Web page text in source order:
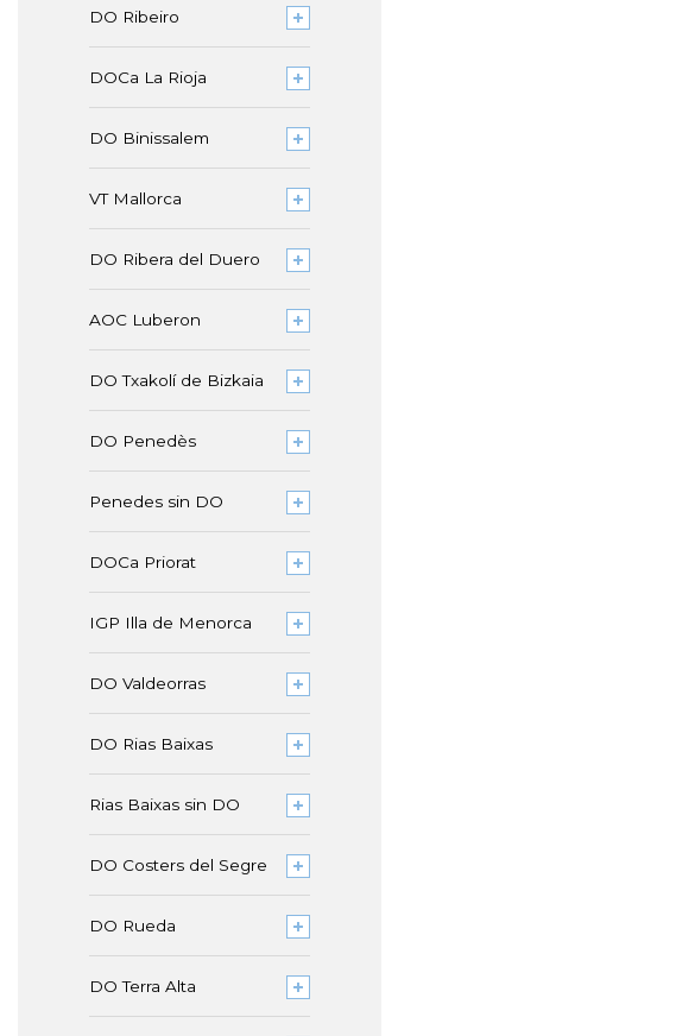
DO Ribeiro
DOCa La Rioja
DO Binissalem
VT Mallorca
DO Ribera del Duero
AOC Luberon
DO Txakolí de Bizkaia
DO Penedès
Penedes sin DO
DOCa Priorat
IGP Illa de Menorca
DO Valdeorras
DO Rias Baixas
Rias Baixas sin DO
DO Costers del Segre
DO Rueda
DO Terra Alta